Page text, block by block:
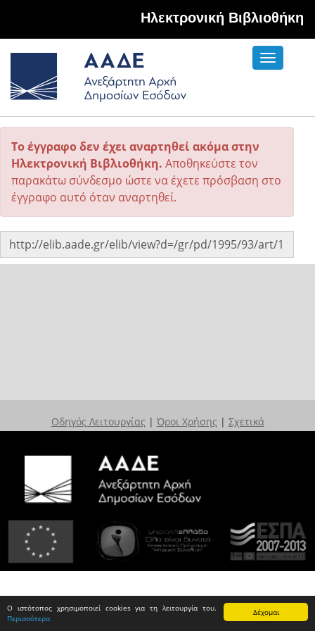
Δέχομαι
Ο ιστότοπος χρησιμοποιεί cookies για τη λειτουργία του.
Περισσότερα
Hλεκτρονική Βιβλιοθήκη
Toggle
Το έγγραφο δεν έχει αναρτηθεί ακόμα στην
Ηλεκτρονική Βιβλιοθήκη. Αποθηκεύστε τον
παρακάτω σύνδεσμο ώστε να έχετε πρόσβαση στο
έγγραφο αυτό όταν αναρτηθεί.
Οδηγός Λειτουργίας | Όροι Χρήσης | Σχετικά